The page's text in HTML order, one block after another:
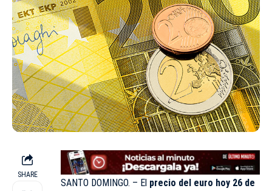
SHARE
SANTO DOMINGO. – El precio del euro hoy 26 de